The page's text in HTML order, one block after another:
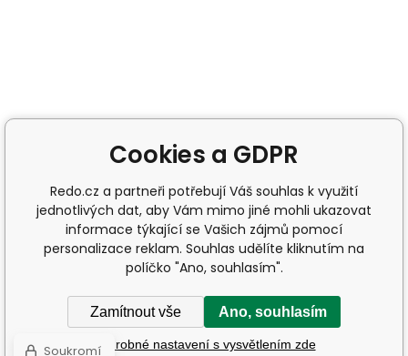
Cookies a GDPR
Redo.cz a partneři potřebují Váš souhlas k využití
jednotlivých dat, aby Vám mimo jiné mohli ukazovat
informace týkající se Vašich zájmů pomocí
personalizace reklam. Souhlas udělíte kliknutím na
políčko "Ano, souhlasím".
Zamítnout vše Ano, souhlasím
Podrobné nastavení s vysvětlením zde
Soukromí